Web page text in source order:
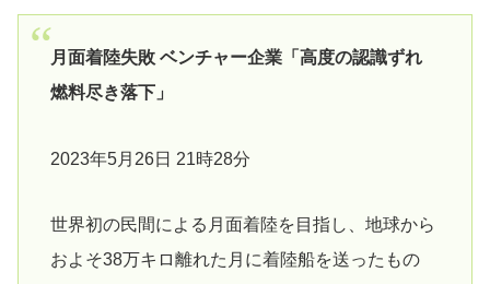
月面着陸失敗 ベンチャー企業「高度の認識ずれ
燃料尽き落下」
2023年5月26日 21時28分
世界初の民間による月面着陸を目指し、地球から
およそ38万キロ離れた月に着陸船を送ったもの